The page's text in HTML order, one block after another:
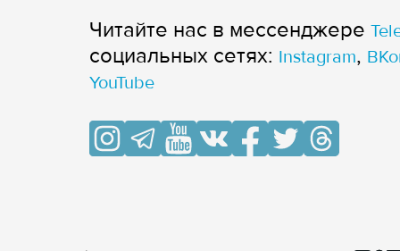
Читайте нас в мессенджере
cоциальных сетях: Instagram,
YouTube